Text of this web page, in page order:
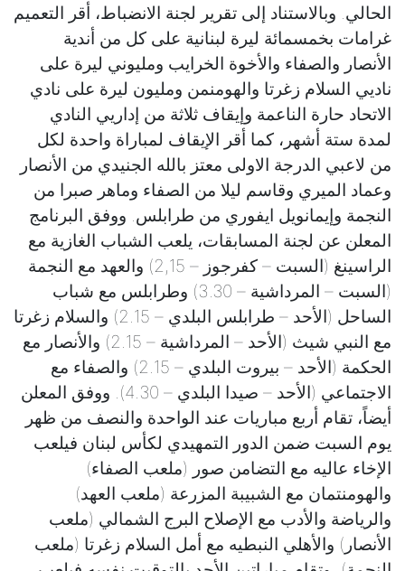
الحالي. وبالاستناد إلى تقرير لجنة الانضباط، أقر التعميم
غرامات بخمسمائة ليرة لبنانية على كل من أندية
الأنصار والصفاء والأخوة الخرايب ومليوني ليرة على
ناديي السلام زغرتا والهومنمن ومليون ليرة على نادي
الاتحاد حارة الناعمة وإيقاف ثلاثة من إداريي النادي
لمدة ستة أشهر، كما أقر الإيقاف لمباراة واحدة لكل
من لاعبي الدرجة الاولى معتز بالله الجنيدي من الأنصار
وعماد الميري وقاسم ليلا من الصفاء وماهر صبرا من
النجمة وإيمانويل ايفوري من طرابلس. ووفق البرنامج
المعلن عن لجنة المسابقات، يلعب الشباب الغازية مع
الراسينغ (السبت – كفرجوز – 2,15) والعهد مع النجمة
(السبت – المرداشية – 3.30) وطرابلس مع شباب
الساحل (الأحد – طرابلس البلدي – 2.15) والسلام زغرتا
مع النبي شيث (الأحد – المرداشية – 2.15) والأنصار مع
الحكمة (الأحد – بيروت البلدي – 2.15) والصفاء مع
الاجتماعي (الأحد – صيدا البلدي – 4.30). ووفق المعلن
أيضاً، تقام أربع مباريات عند الواحدة والنصف من ظهر
يوم السبت ضمن الدور التمهيدي لكأس لبنان فيلعب
الإخاء عاليه مع التضامن صور (ملعب الصفاء)
والهومنتمان مع الشبيبة المزرعة (ملعب العهد)
والرياضة والأدب مع الإصلاح البرج الشمالي (ملعب
الأنصار) والأهلي النبطيه مع أمل السلام زغرتا (ملعب